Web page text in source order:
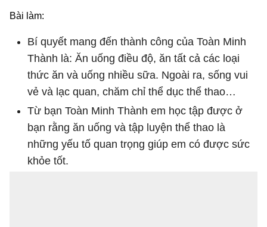
Bài làm:
Bí quyết mang đến thành công của Toàn Minh
Thành là: Ăn uống điều độ, ăn tất cả các loại
thức ăn và uống nhiều sữa. Ngoài ra, sống vui
vẻ và lạc quan, chăm chỉ thể dục thể thao…
Từ bạn Toàn Minh Thành em học tập được ở
bạn rằng ăn uống và tập luyện thể thao là
những yếu tố quan trọng giúp em có được sức
khỏe tốt.